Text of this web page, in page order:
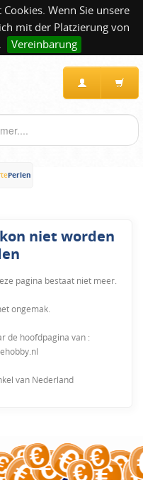
Wenn Sie unsere
mit der Platzierung von
Vereinbarung
Perlen
niet worden
pagina bestaat niet meer.
ongemak.
de hoofdpagina van :
van Nederland